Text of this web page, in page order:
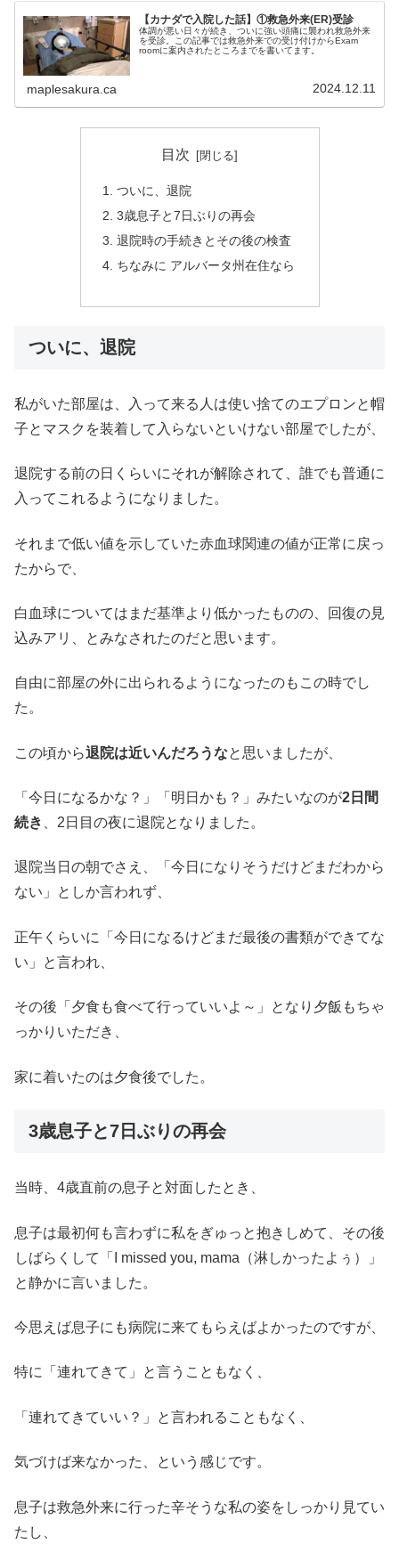
【カナダで入院した話】①救急外来(ER)受診
体調が悪い日々が続き、ついに強い頭痛に襲われ救急外来
を受診。この記事では救急外来での受け付けからExam
roomに案内されたところまでを書いてます。
maplesakura.ca 2024.12.11
目次
ついに、退院
3歳息子と7日ぶりの再会
退院時の手続きとその後の検査
ちなみに アルバータ州在住なら
ついに、退院
私がいた部屋は、入って来る人は使い捨てのエプロンと帽
子とマスクを装着して入らないといけない部屋でしたが、
退院する前の日くらいにそれが解除されて、誰でも普通に
入ってこれるようになりました。
それまで低い値を示していた赤血球関連の値が正常に戻っ
たからで、
白血球についてはまだ基準より低かったものの、回復の見
込みアリ、とみなされたのだと思います。
自由に部屋の外に出られるようになったのもこの時でし
た。
この頃から退院は近いんだろうなと思いましたが、
「今日になるかな？」「明日かも？」みたいなのが2日間
続き
、2日目の夜に退院となりました。
退院当日の朝でさえ、「今日になりそうだけどまだわから
ない」としか言われず、
正午くらいに「今日になるけどまだ最後の書類ができてな
い」と言われ、
その後「夕食も食べて行っていいよ～」となり夕飯もちゃ
っかりいただき、
家に着いたのは夕食後でした。
3歳息子と7日ぶりの再会
当時、4歳直前の息子と対面したとき、
息子は最初何も言わずに私をぎゅっと抱きしめて、その後
しばらくして「I missed you, mama（淋しかったよぅ）」
と静かに言いました。
今思えば息子にも病院に来てもらえばよかったのですが、
特に「連れてきて」と言うこともなく、
「連れてきていい？」と言われることもなく、
気づけば来なかった、という感じです。
息子は救急外来に行った辛そうな私の姿をしっかり見てい
たし、